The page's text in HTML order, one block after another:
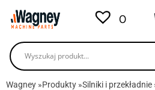
0
Wagney »Produkty »Silniki i przekładnie